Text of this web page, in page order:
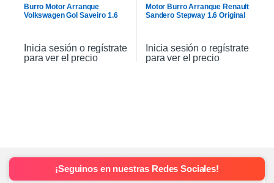
Burro Motor Arranque
Volkswagen Gol Saveiro 1.6
Inicia sesión o regístrate
para ver el precio
Motor Burro Arranque Renault
Sandero Stepway 1.6 Original
Inicia sesión o regístrate
para ver el precio
¡Seguinos en nuestras Redes Sociales!